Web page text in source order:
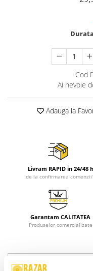
Cod
Ai nevoie
Adauga la
Livram RAPID in 24/48 h
de la confirmarea
Garantam CALITATEA
Produselor comercializate
Descriere